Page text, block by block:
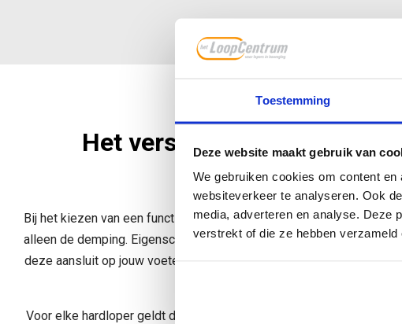
Toestemming
Deze website maakt gebruik van
We gebruiken cookies om content
websiteverkeer te analyseren. Ook
media, adverteren en analyse. Deze
verstrekt of die ze hebben
Het verschil tussen comfort
ondersteuning
Bij het kiezen van een functioneel geschikte hardloopschoen kijken
alleen de demping. Eigenschappen zoals de stabiliteit die de
deze aansluit op jouw voeten (pasvorm) en de geschiktheid van de
Voor elke hardloper geldt dat er een juiste balans tussen demping,